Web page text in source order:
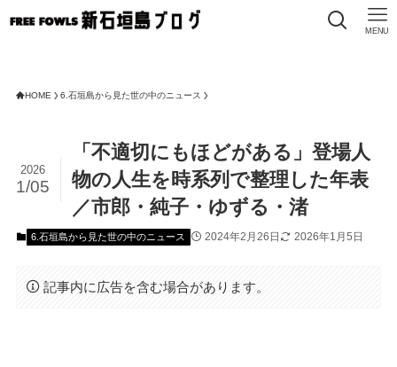
MENU
HOME 6.石垣島から見た世の中のニュース
「不適切にもほどがある」登場人
物の人生を時系列で整理した年表
／市郎・純子・ゆずる・渚
2026
1/05
6.石垣島から見た世の中のニュース 2024年2月26日 2026年1月5日
記事内に広告を含む場合があります。